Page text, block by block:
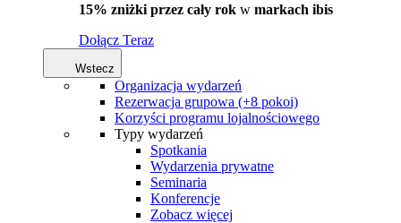
15% zniżki przez cały rok w markach ibis
Dołącz Teraz
Wstecz
Organizacja wydarzeń
Rezerwacja grupowa (+8 pokoi)
Korzyści programu lojalnościowego
Typy wydarzeń
Spotkania
Wydarzenia prywatne
Seminaria
Konferencje
Zobacz więcej